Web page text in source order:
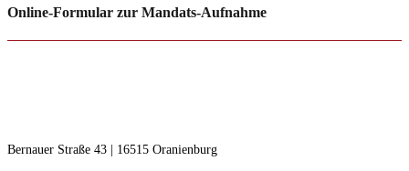
Online-Formular zur Mandats-Aufnahme
Bernauer Straße 43 | 16515 Oranienburg